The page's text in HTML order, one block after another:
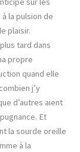
la pulsion de
plaisir.
tard dans
propre
quand elle
j’y
d’autres aient
Et
la sourde oreille
à la